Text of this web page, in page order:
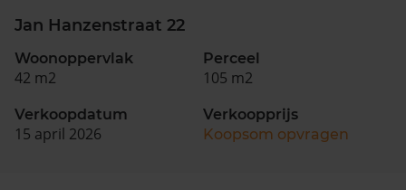
Jan Hanzenstraat 22
Woonoppervlak
42 m2
Perceel
105 m2
Verkoopdatum
15 april 2026
Verkoopprijs
Koopsom opvragen